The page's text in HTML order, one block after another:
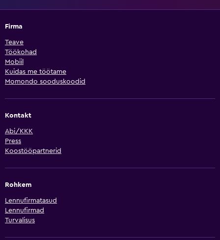
Firma
Teave
Töökohad
Mobiil
Kuidas me töötame
Momondo sooduskoodid
Kontakt
Abi/KKK
Press
Koostööpartnerid
Rohkem
Lennufirmatasud
Lennufirmad
Turvalisus